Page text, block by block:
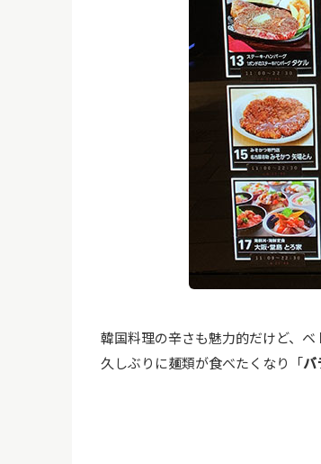
韓国料理の辛さも魅力的だけど、
久しぶりに麺類が食べたくなり「バ